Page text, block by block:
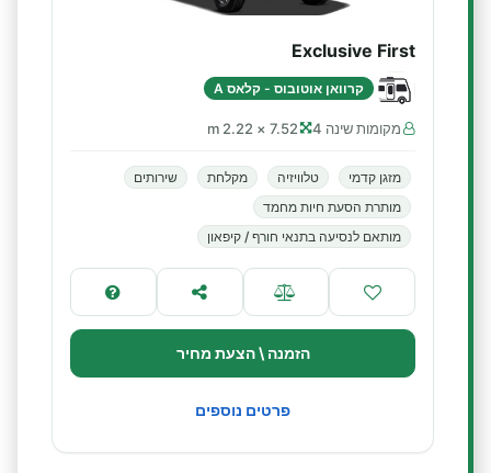
Exclusive First
קרוואן אוטובוס - קלאס A
מקומות שינה 4 7.52 × 2.22 m
מזגן קדמי טלוויזיה מקלחת
שירותים
מותרת הסעת חיות מחמד
מותאם לנסיעה בתנאי חורף / קיפאון
הזמנה \ הצעת מחיר
פרטים נוספים